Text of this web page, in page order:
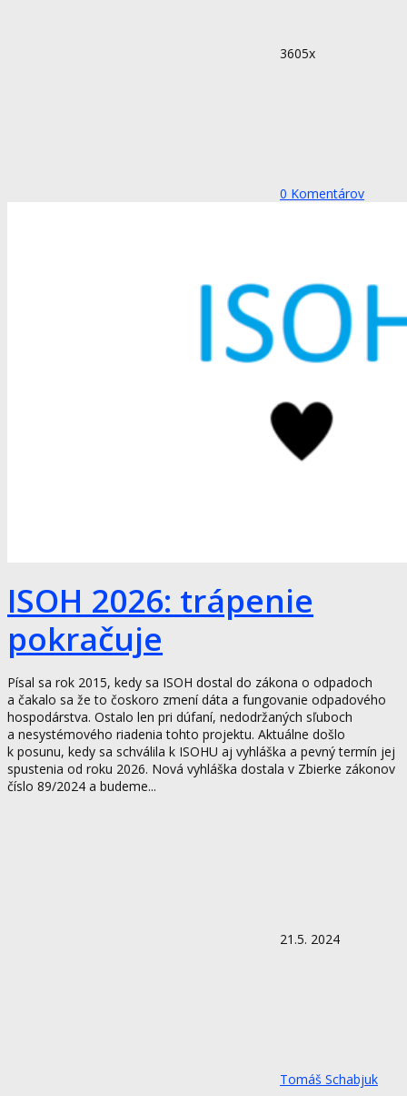
3605x
0 Komentárov
ISOH 2026: trápenie
pokračuje
Písal sa rok 2015, kedy sa ISOH dostal do zákona o odpadoch
a čakalo sa že to čoskoro zmení dáta a fungovanie odpadového
hospodárstva. Ostalo len pri dúfaní, nedodržaných sľuboch
a nesystémového riadenia tohto projektu. Aktuálne došlo
k posunu, kedy sa schválila k ISOHU aj vyhláška a pevný termín jej
spustenia od roku 2026. Nová vyhláška dostala v Zbierke zákonov
číslo 89/2024 a budeme...
21.5. 2024
Tomáš Schabjuk